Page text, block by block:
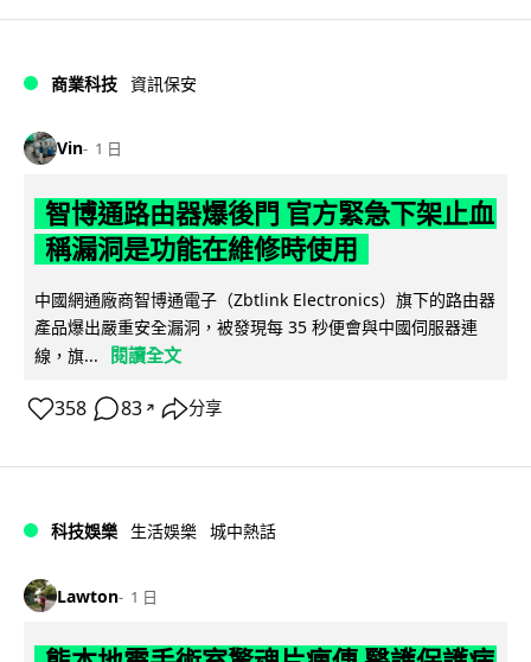
商業科技 資訊保安
Vin 1 日
智博通路由器爆後門 官方緊急下架止血
稱漏洞是功能在維修時使用
中國網通廠商智博通電子（Zbtlink Electronics）旗下的路由器
產品爆出嚴重安全漏洞，被發現每 35 秒便會與中國伺服器連
線，旗...
閱讀全文
358 83 ↗ 分享
科技娛樂 生活娛樂 城中熱話
Lawton 1 日